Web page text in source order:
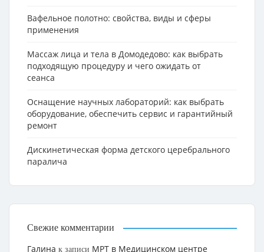
Вафельное полотно: свойства, виды и сферы
применения
Массаж лица и тела в Домодедово: как выбрать
подходящую процедуру и чего ожидать от
сеанса
Оснащение научных лабораторий: как выбрать
оборудование, обеспечить сервис и гарантийный
ремонт
Дискинетическая форма детского церебрального
паралича
Свежие комментарии
Галина к записи МРТ в Медицинском центре